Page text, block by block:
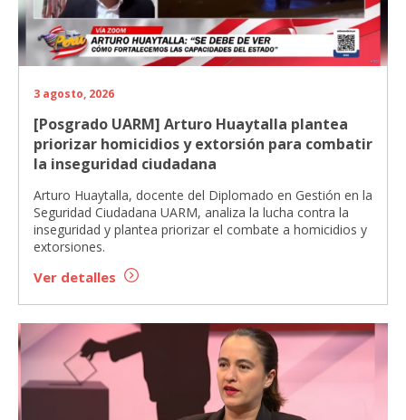
3 agosto, 2026
[Posgrado UARM] Arturo Huaytalla plantea
priorizar homicidios y extorsión para combatir
la inseguridad ciudadana
Arturo Huaytalla, docente del Diplomado en Gestión en la
Seguridad Ciudadana UARM, analiza la lucha contra la
inseguridad y plantea priorizar el combate a homicidios y
extorsiones.
Ver detalles